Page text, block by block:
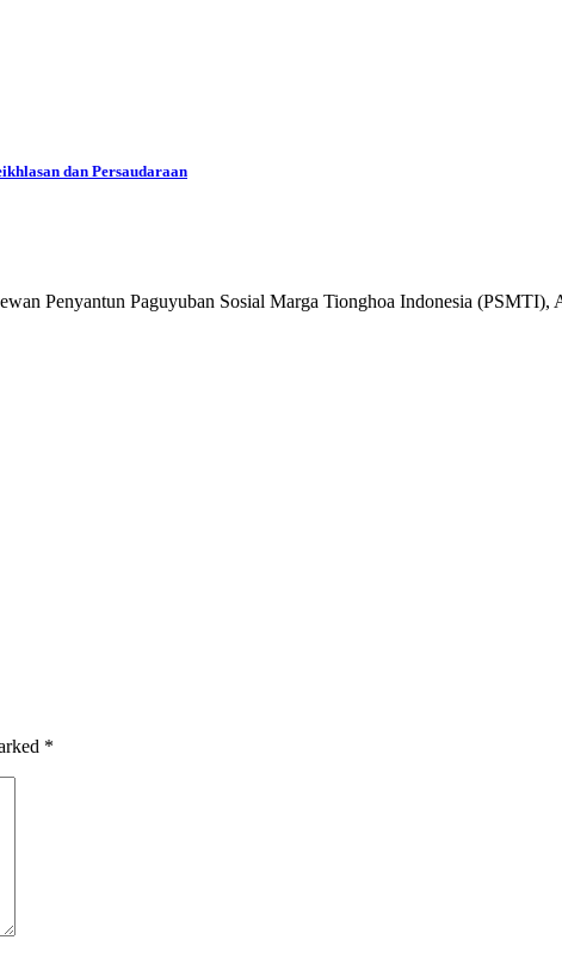
dan Persaudaraan
Penyantun Paguyuban Sosial Marga Tionghoa Indonesia (PSMTI),
*